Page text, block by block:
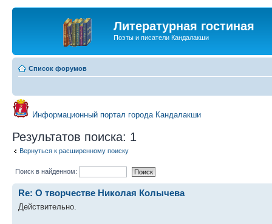
Литературная гостиная
Поэты и писатели Кандалакши
Список форумов
Информационный портал города Кандалакши
Результатов поиска: 1
Вернуться к расширенному поиску
Поиск в найденном:
Re: О творчестве Николая Колычева
Действительно.